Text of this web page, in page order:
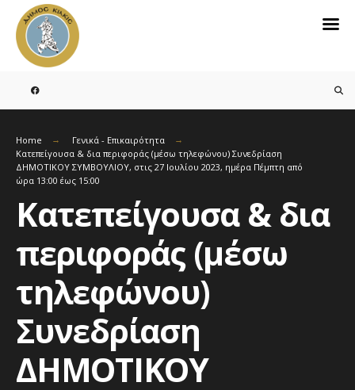
Skip
Home
Γενικά - Επικαιρότητα
Kατεπείγουσα & δια περιφοράς (μέσω τηλεφώνου) Συνεδρίαση
ΔΗΜΟΤΙΚΟΥ ΣΥΜΒΟΥΛΙΟΥ, στις 27 Ιουλίου 2023, ημέρα Πέμπτη από
ώρα 13:00 έως 15:00
Kατεπείγουσα & δια
περιφοράς (μέσω
τηλεφώνου)
Συνεδρίαση
ΔΗΜΟΤΙΚΟΥ
Search
for: